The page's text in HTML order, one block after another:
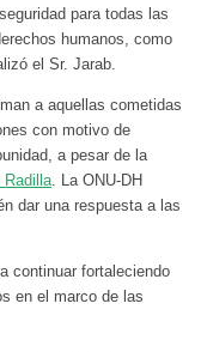
para todas las
humanos, como
el Sr. Jarab.
a aquellas cometidas
con motivo de
a pesar de la
Radilla. La ONU-DH
dar una respuesta a las
continuar fortaleciendo
en el marco de las